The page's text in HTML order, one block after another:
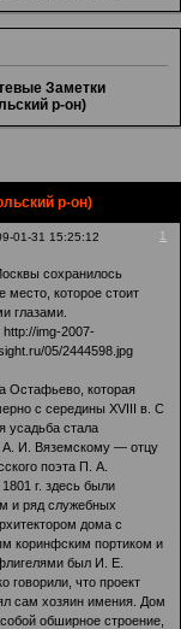
Заметки
р-он)
р-он)
1
01-31 15:25:12
сохранилось
место, которое стоит
глазами.
Остафьево, которая
с середины XVIII в. С
усадьба стала
А. И. Вяземскому — отцу
поэта П. А.
г. здесь были
и ряд служебных
дома с
коринфским портиком и
был И. Е.
говорили, что проект
сам хозяин имения. Дом
обширное строение,